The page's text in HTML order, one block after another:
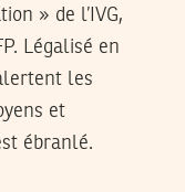
» de l’IVG,
Légalisé en
les
et
ébranlé.